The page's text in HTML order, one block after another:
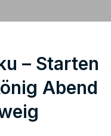
– Starten
Abend